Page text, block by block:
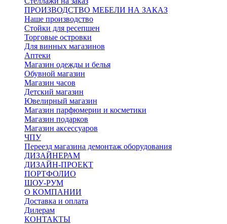
ПРОИЗВОДСТВО МЕБЕЛИ НА ЗАКАЗ
Наше производство
Стойки для ресепшен
Торговые островки
Для винных магазинов
Аптеки
Магазин одежды и белья
Обувной магазин
Магазин часов
Детский магазин
Ювелирный магазин
Магазин парфюмерии и косметики
Магазин подарков
Магазин аксессуаров
ЧПУ
Переезд магазина демонтаж оборудования
ДИЗАЙНЕРАМ
ДИЗАЙН-ПРОЕКТ
ПОРТФОЛИО
ШОУ-РУМ
О КОМПАНИИ
Доставка и оплата
Дилерам
КОНТАКТЫ